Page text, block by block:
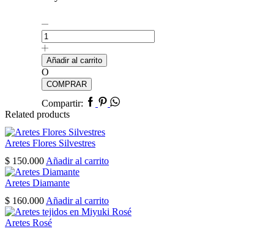
Amor
cantidad
Añadir al carrito
O
COMPRAR
Compartir: Facebook
Pinterest
Whatsapp
Related products
Aretes Flores Silvestres
$ 150.000 Añadir al carrito
Aretes Diamante
$ 160.000 Añadir al carrito
Aretes Rosé